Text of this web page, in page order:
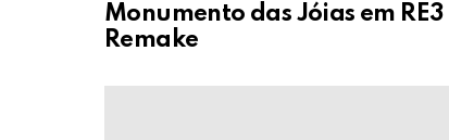
Monumento das Jóias em RE3
Remake